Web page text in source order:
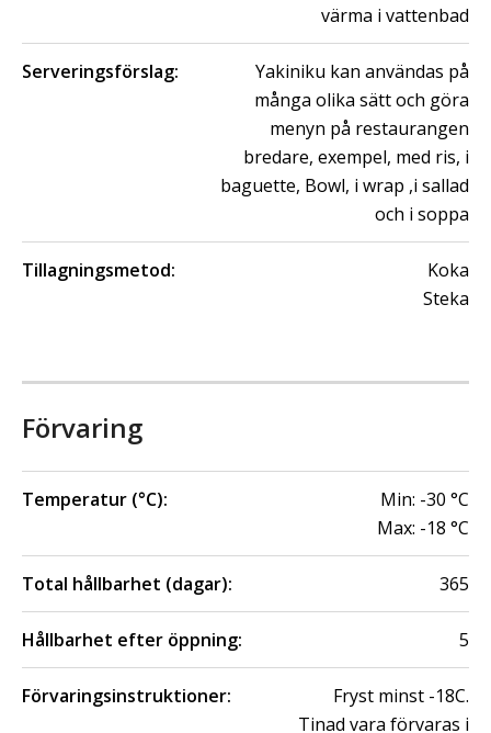
värma i vattenbad
Serveringsförslag:
Yakiniku kan användas på
många olika sätt och göra
menyn på restaurangen
bredare, exempel, med ris, i
baguette, Bowl, i wrap ,i sallad
och i soppa
Tillagningsmetod:
Koka
Steka
Förvaring
Temperatur (°C): Min: -30 °C
Max: -18 °C
Total hållbarhet (dagar): 365
Hållbarhet efter öppning: 5
Förvaringsinstruktioner:
Fryst minst -18C.
Tinad vara förvaras i